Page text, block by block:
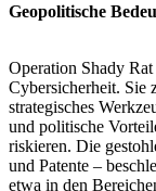
Geopolitische
Operation Shady
Cybersicherheit. Sie
strategisches
und politische
riskieren. Die
und Patente –
etwa in den